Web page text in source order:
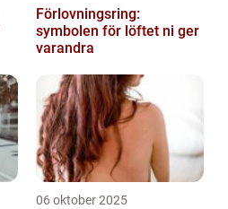
Förlovningsring:
symbolen för löftet ni ger
varandra
06 oktober 2025